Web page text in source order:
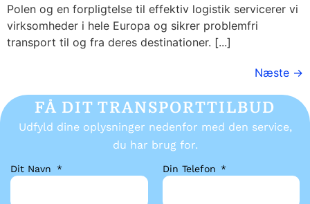
Polen og en forpligtelse til effektiv logistik servicerer vi
virksomheder i hele Europa og sikrer problemfri
transport til og fra deres destinationer. [...]
Næste →
FÅ DIT TRANSPORTTILBUD
Udfyld dine oplysninger nedenfor med den service,
du har brug for.
Dit Navn Din Telefon